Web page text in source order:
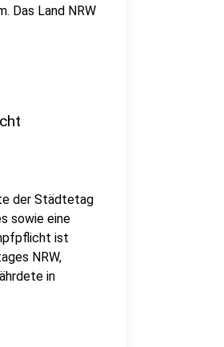
Das Land NRW
der Städtetag
sowie eine
ist
NRW,
in